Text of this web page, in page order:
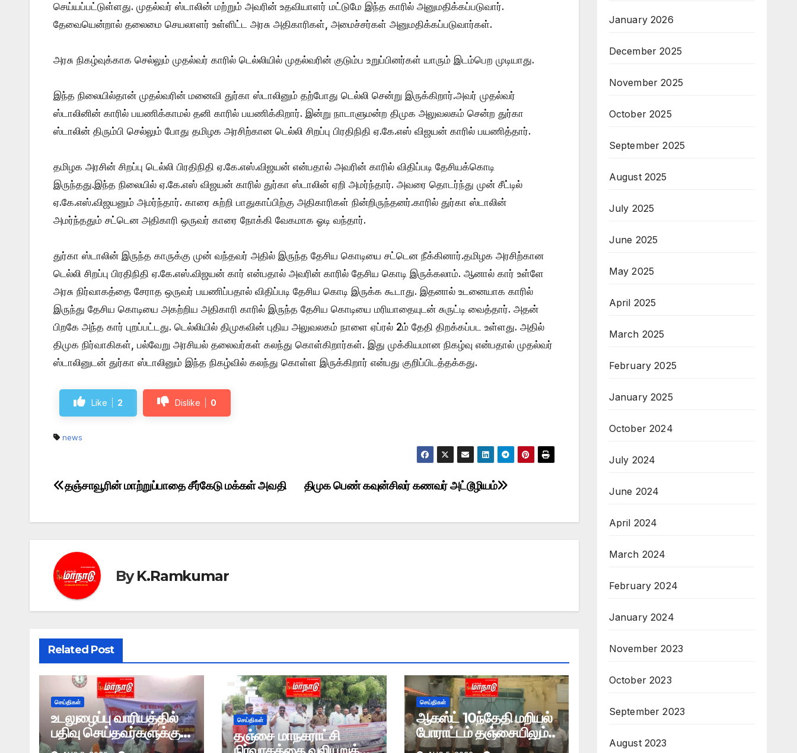
செய்யப்பட்டுள்ளது. முதல்வர் ஸ்டாலின் மற்றும் அவரின் உதவியாளர் மட்டுமே இந்த காரில் அனுமதிக்கப்படுவார்.
தேவையென்றால் தலைமை செயலாளர் உள்ளிட்ட அரசு அதிகாரிகள், அமைச்சர்கள் அனுமதிக்கப்படுவார்கள்.
அரசு நிகழ்வுக்காக செல்லும் முதல்வர் காரில் டெல்லியில் முதல்வரின் குடும்ப உறுப்பினர்கள் யாரும் இடம்பெற முடியாது.
இந்த நிலையில்தான் முதல்வரின் மனைவி துர்கா ஸ்டாலினும் தற்போது டெல்லி சென்று இருக்கிறார்.அவர் முதல்வர்
ஸ்டாலினின் காரில் பயணிக்காமல் தனி காரில் பயணிக்கிறார். இன்று நாடாளுமன்ற திமுக அலுவலகம் சென்ற துர்கா
ஸ்டாலின் திரும்பி செல்லும் போது தமிழக அரசிற்கான டெல்லி சிறப்பு பிரதிநிதி ஏ.கே.எஸ் விஜயன் காரில் பயணித்தார்.
தமிழக அரசின் சிறப்பு டெல்லி பிரதிநிதி ஏ.கே.எஸ்.விஜயன் என்பதால் அவரின் காரில் விதிப்படி தேசியக்கொடி
இருந்தது.இந்த நிலையில் ஏ.கே.எஸ் விஜயன் காரில் துர்கா ஸ்டாலின் ஏறி அமர்ந்தார். அவரை தொடர்ந்து முன் சீட்டில்
ஏ.கே.எஸ்.விஜயனும் அமர்ந்தார். காரை சுற்றி பாதுகாப்பிற்கு அதிகாரிகள் நின்றிருந்தனர்.காரில் துர்கா ஸ்டாலின்
அமர்ந்ததும் சட்டென அதிகாரி ஒருவர் காரை நோக்கி வேகமாக ஓடி வந்தார்.
துர்கா ஸ்டாலின் இருந்த காருக்கு முன் வந்தவர் அதில் இருந்த தேசிய கொடியை சட்டென நீக்கினார்.தமிழக அரசிற்கான
டெல்லி சிறப்பு பிரதிநிதி ஏ.கே.எஸ்.விஜயன் கார் என்பதால் அவரின் காரில் தேசிய கொடி இருக்கலாம். ஆனால் கார் உள்ளே
அரசு நிர்வாகத்தை சேராத ஒருவர் பயணிப்பதால் விதிப்படி தேசிய கொடி இருக்க கூடாது. இதனால் உடனையாக காரில்
இருந்து தேசிய கொடியை அகற்றிய அதிகாரி காரில் இருந்த தேசிய கொடியை மரியாதையுடன் சுருட்டி வைத்தார். அதன்
பிறகே அந்த கார் புறப்பட்டது. டெல்லியில் திமுகவின் புதிய அலுவலகம் நாளை ஏப்ரல் 2ம் தேதி திறக்கப்பட உள்ளது. அதில்
திமுக நிர்வாகிகள், பல்வேறு அரசியல் தலைவர்கள் கலந்து கொள்கிறார்கள். இது முக்கியமான நிகழ்வு என்பதால் முதல்வர்
ஸ்டாலினுடன் துர்கா ஸ்டாலினும் இந்த நிகழ்வில் கலந்து கொள்ள இருக்கிறார் என்பது குறிப்பிடத்தக்கது.
Like 2 Dislike 0
news
Post
திமுக பெண் கவுன்சிலர் கணவர் அட்டூழியம்
தஞ்சாவூரின் மாற்றுப்பாதை சீர்கேடு மக்கள் அவதி
ByK.Ramkumar
Related Post
செய்திகள்
உடலுழைப்பு வாரியத்தில்
பதிவு செய்தவர்களுக்கு
மாதம் ரூ6000
செய்திகள்
தஞ்சை மாநகராட்சி
செய்திகள்
ஆகஸ்ட் 10ந்தேதி மறியல்
போராட்டம் தஞ்சையிலும்..
January 2026
December 2025
November 2025
October 2025
September 2025
August 2025
July 2025
June 2025
May 2025
April 2025
March 2025
February 2025
January 2025
October 2024
July 2024
June 2024
April 2024
March 2024
February 2024
January 2024
November 2023
October 2023
September 2023
August 2023